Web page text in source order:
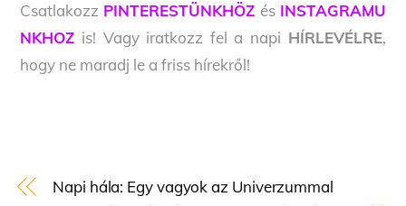
Csatlakozz PINTERESTÜNKHÖZ és INSTAGRAMU
NKHOZ is! Vagy iratkozz fel a napi HÍRLEVÉLRE,
hogy ne maradj le a friss hírekről!
Napi hála: Egy vagyok az Univerzummal